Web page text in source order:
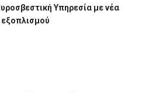
Υπηρεσία με νέα